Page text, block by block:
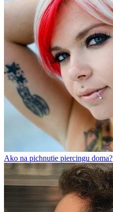
Ako na pichnutie piercingu doma?